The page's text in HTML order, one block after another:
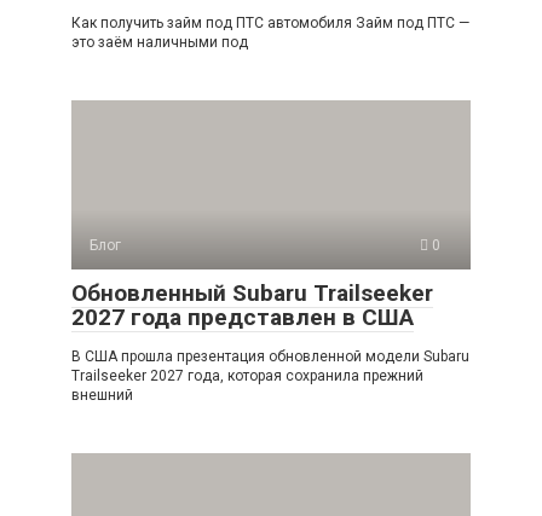
Как получить займ под ПТС автомобиля Займ под ПТС —
это заём наличными под
Блог 0
Обновленный Subaru Trailseeker
2027 года представлен в США
В США прошла презентация обновленной модели Subaru
Trailseeker 2027 года, которая сохранила прежний
внешний